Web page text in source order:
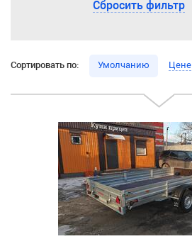
Сбросить фильтр
Сортировать по: Умолчанию Цене